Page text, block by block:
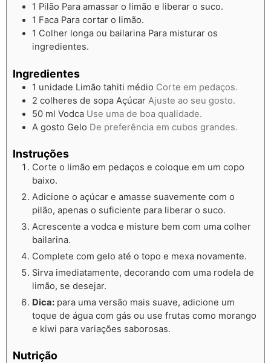
1 Pilão Para amassar o limão e liberar o suco.
1 Faca Para cortar o limão.
1 Colher longa ou bailarina Para misturar os
ingredientes.
Ingredientes
1 unidade Limão tahiti médio Corte em pedaços.
2 colheres de sopa Açúcar Ajuste ao seu gosto.
50 ml Vodca Use uma de boa qualidade.
A gosto Gelo De preferência em cubos grandes.
Instruções
Corte o limão em pedaços e coloque em um copo
baixo.
Adicione o açúcar e amasse suavemente com o
pilão, apenas o suficiente para liberar o suco.
Acrescente a vodca e misture bem com uma colher
bailarina.
Complete com gelo até o topo e mexa novamente.
Sirva imediatamente, decorando com uma rodela de
limão, se desejar.
Dica: para uma versão mais suave, adicione um
toque de água com gás ou use frutas como morango
e kiwi para variações saborosas.
Nutrição